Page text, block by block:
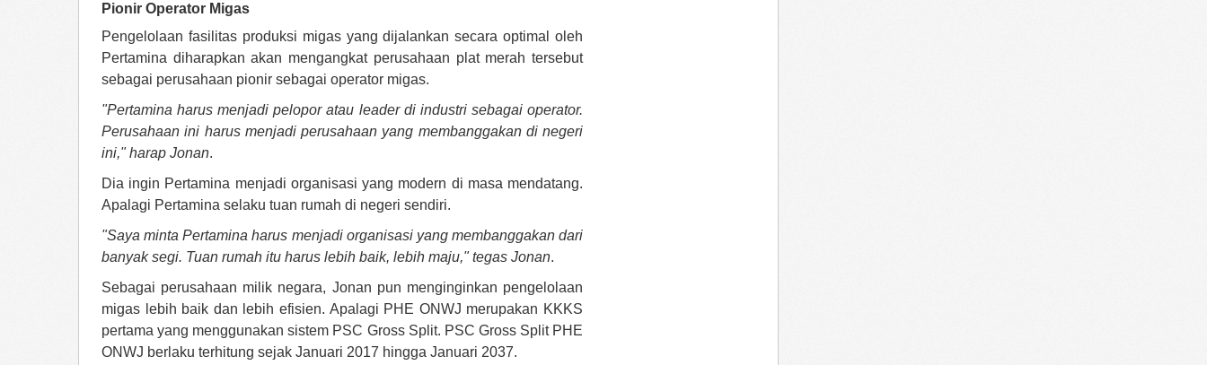
Pionir Operator Migas
Pengelolaan fasilitas produksi migas yang dijalankan secara optimal oleh
Pertamina diharapkan akan mengangkat perusahaan plat merah tersebut
sebagai perusahaan pionir sebagai operator migas.
"Pertamina harus menjadi pelopor atau leader di industri sebagai operator.
Perusahaan ini harus menjadi perusahaan yang membanggakan di negeri
ini," harap Jonan.
Dia ingin Pertamina menjadi organisasi yang modern di masa mendatang.
Apalagi Pertamina selaku tuan rumah di negeri sendiri.
"Saya minta Pertamina harus menjadi organisasi yang membanggakan dari
banyak segi. Tuan rumah itu harus lebih baik, lebih maju," tegas Jonan.
Sebagai perusahaan milik negara, Jonan pun menginginkan pengelolaan
migas lebih baik dan lebih efisien. Apalagi PHE ONWJ merupakan KKKS
pertama yang menggunakan sistem PSC Gross Split. PSC Gross Split PHE
ONWJ berlaku terhitung sejak Januari 2017 hingga Januari 2037.